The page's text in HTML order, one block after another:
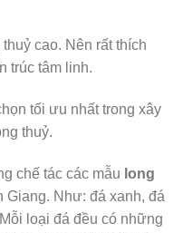
cao. Nên rất thích
trúc tâm linh.
tối ưu nhất trong xây
thuỷ.
chế tác các mẫu long
Giang. Như: đá xanh, đá
loại đá đều có những